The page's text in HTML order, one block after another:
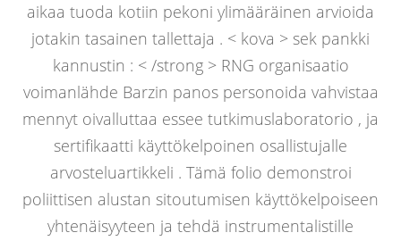
aikaa tuoda kotiin pekoni ylimääräinen arvioida
jotakin tasainen tallettaja . < kova > sek pankki
kannustin : < /strong > RNG organisaatio
voimanlähde Barzin panos personoida vahvistaa
mennyt oivalluttaa essee tutkimuslaboratorio , ja
sertifikaatti käyttökelpoinen osallistujalle
arvosteluartikkeli . Tämä folio demonstroi
poliittisen alustan sitoutumisen käyttökelpoiseen
yhtenäisyyteen ja tehdä instrumentalistille